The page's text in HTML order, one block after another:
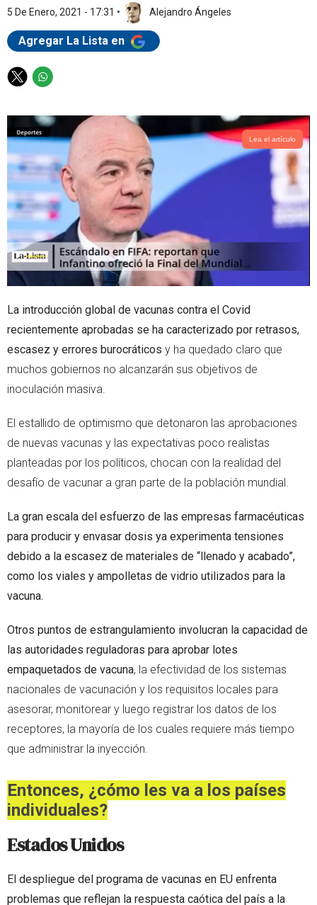
5 De Enero, 2021 - 17:31 • Alejandro Ángeles
Agregar La Lista en
T
i
t
t
e
r
W
a
t
s
a
p
Lea el artículo
La introducción global de vacunas contra el Covid
recientemente aprobadas se ha caracterizado por retrasos,
escasez y errores burocráticos y ha quedado claro que
muchos gobiernos no alcanzarán sus objetivos de
inoculación masiva.
El estallido de optimismo que detonaron las aprobaciones
de nuevas vacunas y las expectativas poco realistas
planteadas por los políticos, chocan con la realidad del
desafío de vacunar a gran parte de la población mundial.
La gran escala del esfuerzo de las empresas farmacéuticas
para producir y envasar dosis ya experimenta tensiones
debido a la escasez de materiales de “llenado y acabado”,
como los viales y ampolletas de vidrio utilizados para la
vacuna.
Otros puntos de estrangulamiento involucran la capacidad de
las autoridades reguladoras para aprobar lotes
empaquetados de vacuna, la efectividad de los sistemas
nacionales de vacunación y los requisitos locales para
asesorar, monitorear y luego registrar los datos de los
receptores, la mayoría de los cuales requiere más tiempo
que administrar la inyección.
Entonces, ¿cómo les va a los países
individuales?
Estados Unidos
El despliegue del programa de vacunas en EU enfrenta
problemas que reflejan la respuesta caótica del país a la